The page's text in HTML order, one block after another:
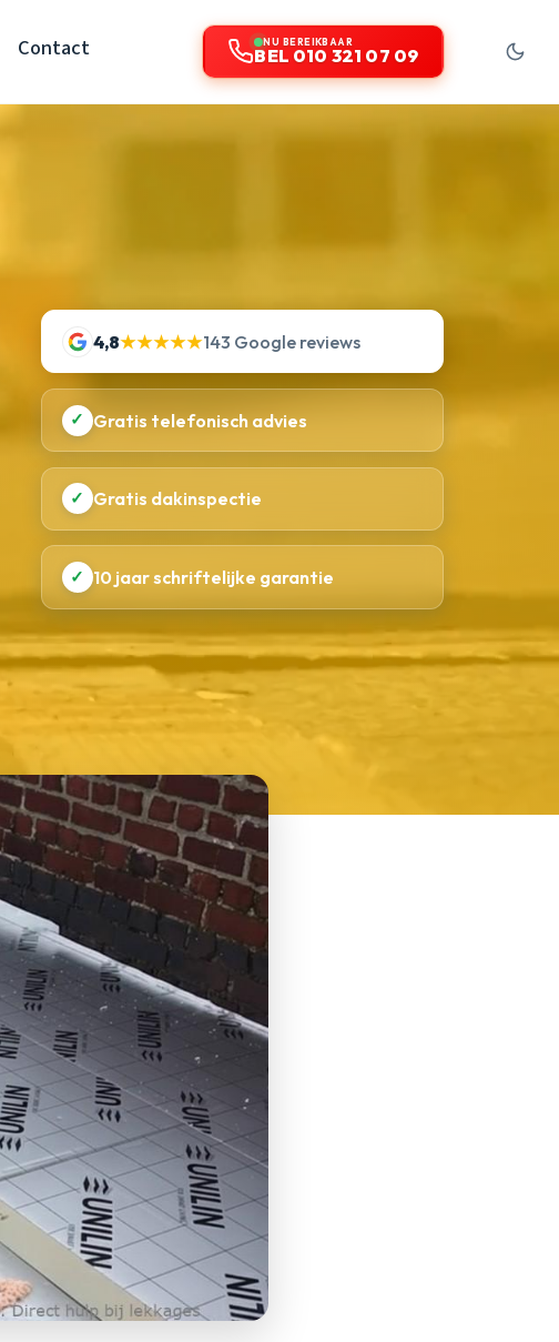
Contact NU BEREIKBAAR
BEL 010 321 07 09
4,8★★★★★143 Google reviews
✓ Gratis telefonisch advies
✓ Gratis dakinspectie
✓ 10 jaar schriftelijke garantie